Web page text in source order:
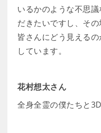
いるかのような不思
だきたいですし、そ
皆さんにどう見える
しています。
花村想太さん
全身全霊の僕たちと